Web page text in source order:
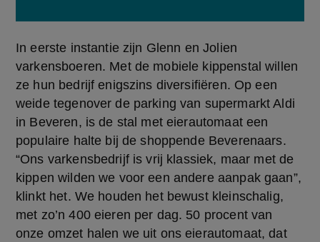
In eerste instantie zijn Glenn en Jolien
varkensboeren. Met de mobiele kippenstal willen
ze hun bedrijf enigszins diversifiëren. Op een
weide tegenover de parking van supermarkt Aldi
in Beveren, is de stal met eierautomaat een
populaire halte bij de shoppende Beverenaars.
“Ons varkensbedrijf is vrij klassiek, maar met de
kippen wilden we voor een andere aanpak gaan”,
klinkt het. We houden het bewust kleinschalig,
met zo’n 400 eieren per dag. 50 procent van
onze omzet halen we uit ons eierautomaat, dat